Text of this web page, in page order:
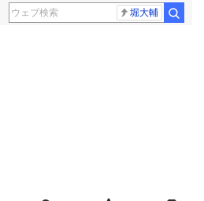
堀大輔